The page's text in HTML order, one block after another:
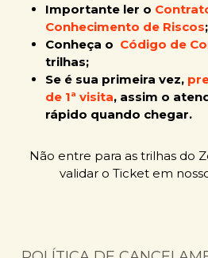
Importante ler o
Conhecimento de Riscos;
Conheça o Código de
trilhas;
Se é sua primeira vez,
de 1ª visita, assim o
rápido quando chegar.
Não entre para as trilhas do
validar o Ticket em